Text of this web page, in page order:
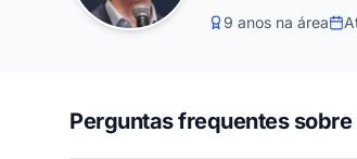
9 anos na área
Perguntas frequentes